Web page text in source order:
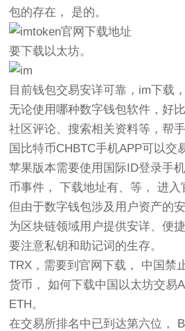
包的存在， 是的。
要下载以太坊。
目前钱包交易安详可靠，im下载，
无论使用哪种数字钱包软件，好
社区评论、搜索相关资料等，帮
国比特币CHBTC手机APP可以交
苹果版本需要使用国际ID登录手
币事件， 下载地址有、等， 进入
但由于数字钱包涉及用户资产的安
为区块链领域用户提供安详、便
要注意私钥和助记词的生存。
TRX，需要到官网下载， 中国禁
货币， 如何下载中国以太坊交易
ETH。
在交易所排名中已到达第六位，